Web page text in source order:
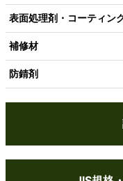
表面処理剤・コーティン
補修材
防錆剤